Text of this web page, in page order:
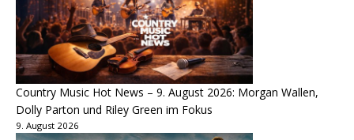
Country Music Hot News – 9. August 2026: Morgan Wallen,
Dolly Parton und Riley Green im Fokus
9. August 2026